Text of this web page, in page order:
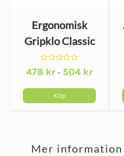
Ergonomisk
Gripklo Classic
Pro – magnet &
påklädningspinne
Betygsatt
0
5
478 kr – 504 kr
Köp
Mer